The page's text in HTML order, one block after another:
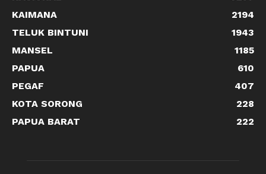
KAIMANA
2194
TELUK BINTUNI
1943
MANSEL
1185
PAPUA
610
PEGAF
407
KOTA SORONG
228
PAPUA BARAT
222